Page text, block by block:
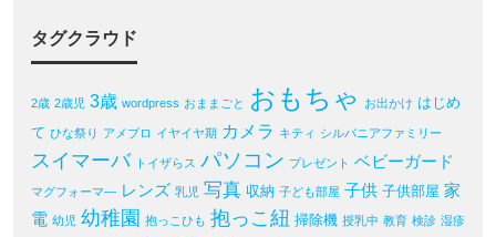
タグクラウド
2歳 2歳児 3歳 wordpress おままごと おもちゃ お出かけ はじめ
て ひな祭り アメブロ イヤイヤ期 カメラ キティ シルバニアファミリー
スイマーバ トイザらス パソコン プレゼント ベビーガード
マグフォーマ― レンズ 乳児 写真 収納 子ども部屋 子供 子供部屋 家
電 幼児 幼稚園 抱っこひも 抱っこ紐 掃除機 授乳中 教育 検診 湿疹